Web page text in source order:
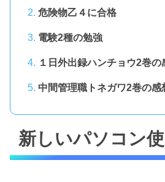
危険物乙４に合格
電験2種の勉強
１日外出録ハンチョウ2巻の
中間管理職トネガワ2巻の感
新しいパソコン